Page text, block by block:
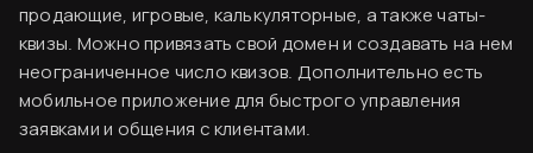
продающие, игровые, калькуляторные, а также чаты-
квизы. Можно привязать свой домен и создавать на нем
неограниченное число квизов. Дополнительно есть
мобильное приложение для быстрого управления
заявками и общения с клиентами.